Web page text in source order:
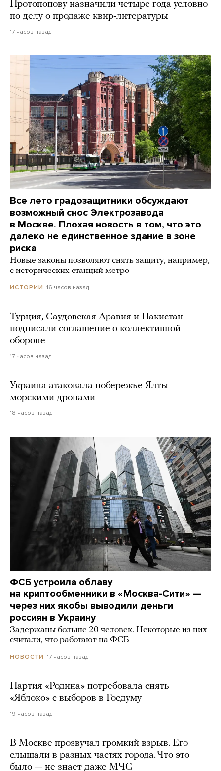
Протопопову назначили четыре года условно
по делу о продаже квир-литературы
17 часов назад
Все лето градозащитники обсуждают
возможный снос Электрозавода
в Москве. Плохая новость в том, что это
далеко не единственное здание в зоне
риска
Новые законы позволяют снять защиту, например,
с исторических станций метро
ИСТОРИИ 16 часов назад
Турция, Саудовская Аравия и Пакистан
подписали соглашение о коллективной
обороне
17 часов назад
Украина атаковала побережье Ялты
морскими дронами
18 часов назад
ФСБ устроила облаву
на криптообменники в «Москва-Сити» —
через них якобы выводили деньги
россиян в Украину
Задержаны больше 20 человек. Некоторые из них
считали, что работают на ФСБ
НОВОСТИ 17 часов назад
Партия «Родина» потребовала снять
«Яблоко» с выборов в Госдуму
19 часов назад
В Москве прозвучал громкий взрыв. Его
слышали в разных частях города. Что это
было — не знает даже МЧС